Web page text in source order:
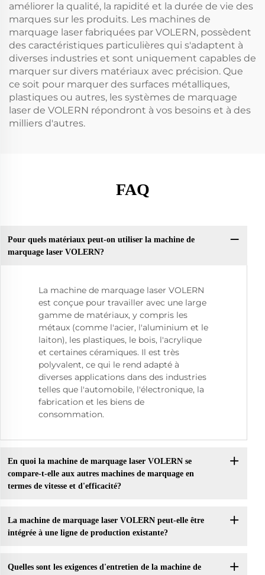
améliorer la qualité, la rapidité et la durée de vie des
marques sur les produits. Les machines de
marquage laser fabriquées par VOLERN, possèdent
des caractéristiques particulières qui s'adaptent à
diverses industries et sont uniquement capables de
marquer sur divers matériaux avec précision. Que
ce soit pour marquer des surfaces métalliques,
plastiques ou autres, les systèmes de marquage
laser de VOLERN répondront à vos besoins et à des
milliers d'autres.
FAQ
Pour quels matériaux peut-on utiliser la machine de
marquage laser VOLERN?
La machine de marquage laser VOLERN
est conçue pour travailler avec une large
gamme de matériaux, y compris les
métaux (comme l'acier, l'aluminium et le
laiton), les plastiques, le bois, l'acrylique
et certaines céramiques. Il est très
polyvalent, ce qui le rend adapté à
diverses applications dans des industries
telles que l'automobile, l'électronique, la
fabrication et les biens de
consommation.
En quoi la machine de marquage laser VOLERN se
compare-t-elle aux autres machines de marquage en
termes de vitesse et d'efficacité?
La machine de marquage laser VOLERN peut-elle être
intégrée à une ligne de production existante?
Quelles sont les exigences d'entretien de la machine de